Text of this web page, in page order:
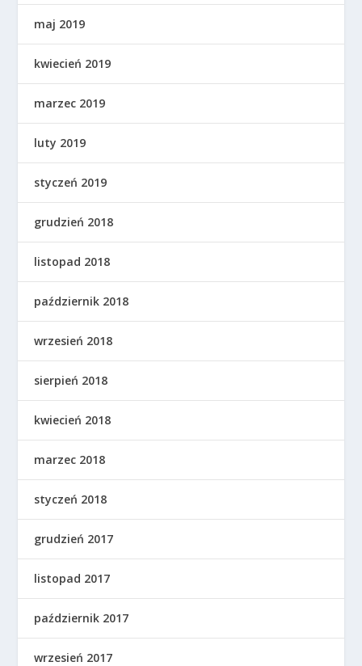
maj 2019
kwiecień 2019
marzec 2019
luty 2019
styczeń 2019
grudzień 2018
listopad 2018
październik 2018
wrzesień 2018
sierpień 2018
kwiecień 2018
marzec 2018
styczeń 2018
grudzień 2017
listopad 2017
październik 2017
wrzesień 2017